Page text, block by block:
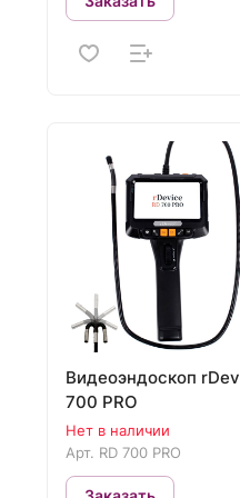
Видеоэндоскоп
700 PRO
Нет в наличии
Арт. RD 700 PRO